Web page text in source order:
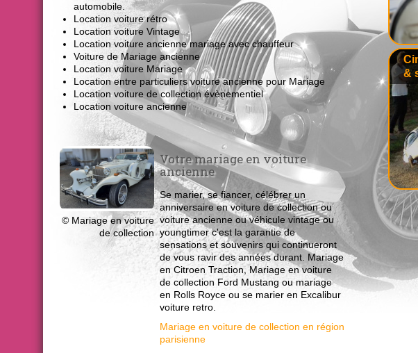
automobile.
Location voiture rétro
Location voiture Vintage
Location voiture ancienne mariage avec chauffeur
Voiture de Mariage ancienne
Location voiture Mariage
Location entre particuliers voiture ancienne pour Mariage
Location voiture de collection évènementiel
Location voiture ancienne
© Mariage en voiture
de collection
Votre mariage en voiture
ancienne
Se marier, se fiancer, célébrer un
anniversaire en voiture de collection ou
voiture ancienne ou véhicule vintage ou
youngtimer c'est la garantie de
sensations et souvenirs qui continueront
de vous ravir des années durant. Mariage
en Citroen Traction, Mariage en voiture
de collection Ford Mustang ou mariage
en Rolls Royce ou se marier en Excalibur
voiture retro.
Mariage en voiture de collection en région
parisienne
&